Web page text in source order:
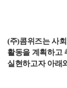
(주)콤위즈는 사
활동을 계획하고
실현하고자 아래